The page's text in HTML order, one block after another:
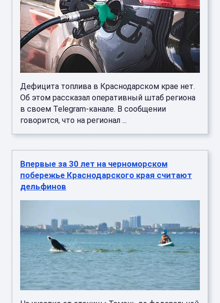
Дефицита топлива в Краснодарском крае нет.
Об этом рассказал оперативный штаб региона
в своем Telegram-канале. В сообщении
говорится, что на регионал ...
Впервые за 30 лет на черноморском
побережье Краснодарского края считают
дельфинов